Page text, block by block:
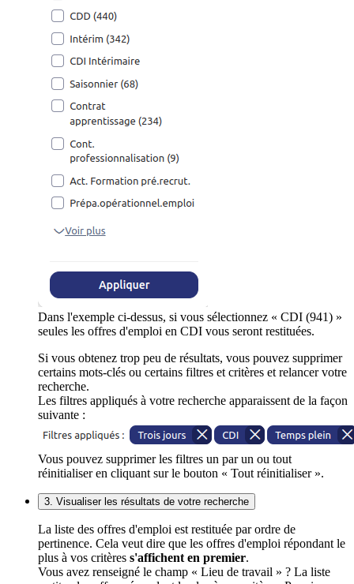
Dans l'exemple ci-dessus, si vous sélectionnez « CDI (941) »
seules les offres d'emploi en CDI vous seront restituées.
Si vous obtenez trop peu de résultats, vous pouvez supprimer
certains mots-clés ou certains filtres et critères et relancer votre
recherche.
Les filtres appliqués à votre recherche apparaissent de la façon
suivante :
Vous pouvez supprimer les filtres un par un ou tout
réinitialiser en cliquant sur le bouton « Tout réinitialiser ».
3. Visualiser les résultats de votre recherche
La liste des offres d'emploi est restituée par ordre de
pertinence. Cela veut dire que les offres d'emploi répondant le
plus à vos critères s'affichent en premier.
Vous avez renseigné le champ « Lieu de travail » ? La liste